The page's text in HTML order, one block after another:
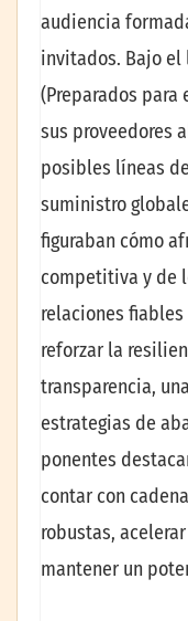
audiencia
invitados. Bajo el
(Preparados para
sus proveedores
posibles líneas
suministro
figuraban cómo
competitiva y de
relaciones
reforzar la
transparencia,
estrategias de
ponentes
contar con
robustas,
mantener un